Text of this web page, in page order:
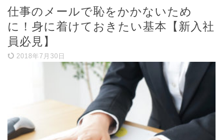
仕事のメールで恥をかかないため
に！身に着けておきたい基本【新入社
員必見】
2018年7月30日